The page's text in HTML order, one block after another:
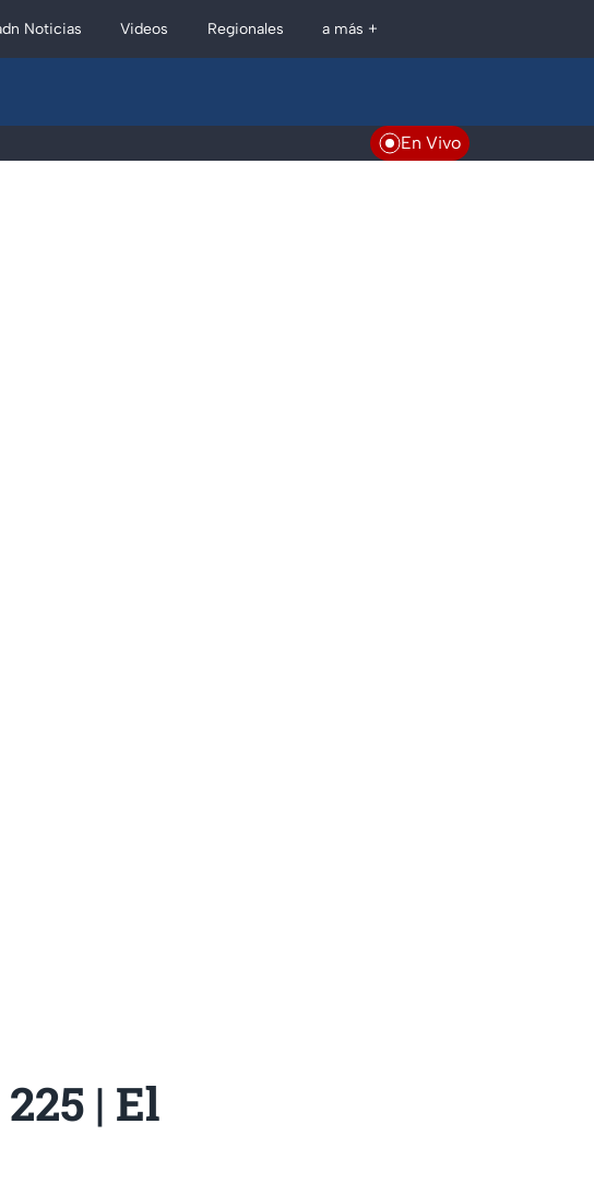
Noticias Videos Regionales a más +
En Vivo
| El